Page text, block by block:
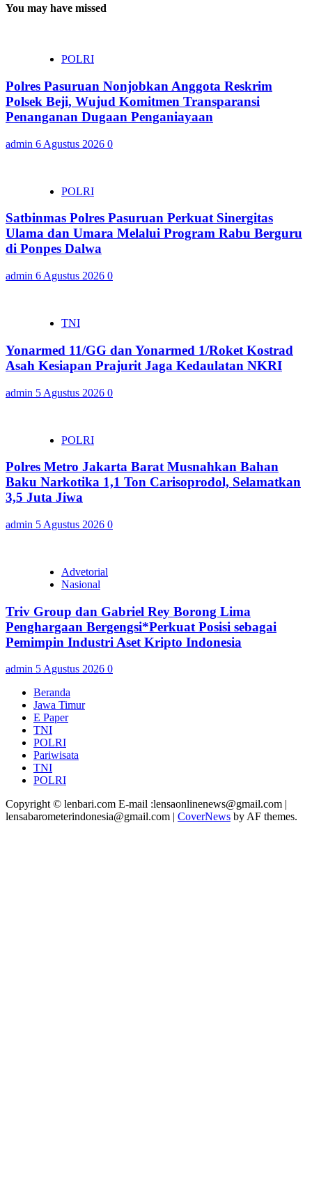
You may have missed
POLRI
Polres Pasuruan Nonjobkan Anggota Reskrim
Polsek Beji, Wujud Komitmen Transparansi
Penanganan Dugaan Penganiayaan
admin 6 Agustus 2026 0
POLRI
Satbinmas Polres Pasuruan Perkuat Sinergitas
Ulama dan Umara Melalui Program Rabu Berguru
di Ponpes Dalwa
admin 6 Agustus 2026 0
TNI
Yonarmed 11/GG dan Yonarmed 1/Roket Kostrad
Asah Kesiapan Prajurit Jaga Kedaulatan NKRI
admin 5 Agustus 2026 0
POLRI
Polres Metro Jakarta Barat Musnahkan Bahan
Baku Narkotika 1,1 Ton Carisoprodol, Selamatkan
3,5 Juta Jiwa
admin 5 Agustus 2026 0
Advetorial
Nasional
Triv Group dan Gabriel Rey Borong Lima
Penghargaan Bergengsi*Perkuat Posisi sebagai
Pemimpin Industri Aset Kripto Indonesia
admin 5 Agustus 2026 0
Beranda
Jawa Timur
E Paper
TNI
POLRI
Pariwisata
TNI
POLRI
Copyright © lenbari.com E-mail :lensaonlinenews@gmail.com |
lensabarometerindonesia@gmail.com | CoverNews by AF themes.